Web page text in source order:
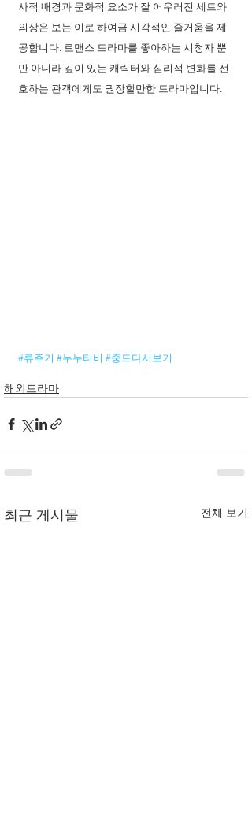
사적 배경과 문화적 요소가 잘 어우러진 세트와
의상은 보는 이로 하여금 시각적인 즐거움을 제
공합니다. 로맨스 드라마를 좋아하는 시청자 뿐
만 아니라 깊이 있는 캐릭터와 심리적 변화를 선
호하는 관객에게도 권장할만한 드라마입니다.
#류주기 #누누티비 #중드다시보기
해외드라마
최근 게시물 전체 보기